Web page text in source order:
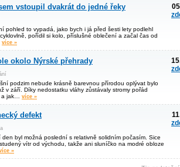
vstoupil dvakrát do jedné řeky
pohled to vypadá, jako bych i já před šesti lety podlehl
pořídil si kolo, příslušné oblečení a začal čas od
více »
okolo Nýrské přehrady
podzim nebude krásně barevnou přírodou oplývat bylo
v září. Díky nedostatku vláhy zůstávaly stromy pořád
a jak… více »
defekt
den byl možná poslední s relativně solidním počasím. Sice
vítr od východu, takže ani sluníčko na modré obloze
»